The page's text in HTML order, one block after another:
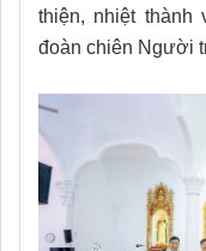
thiện, nhiệt thành
đoàn chiên Người